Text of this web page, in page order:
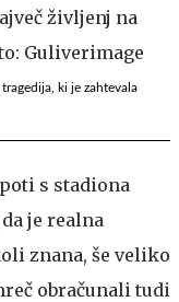
ki je zahtevala
s stadiona
je realna
znana, še veliko
obračunali tudi